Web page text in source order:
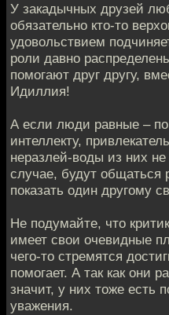
У закадычных друзей
обязательно кто-то
удовольствием
роли давно
помогают друг другу,
Идиллия!
А если люди равные –
интеллекту,
неразлей-воды из них
случае, будут общаться
показать один другому
Не подумайте, что
имеет свои очевидные
чего-то стремятся
помогает. А так как они
значит, у них тоже есть
уважения.